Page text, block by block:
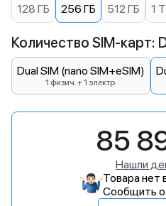
128 ГБ 256 ГБ 512 ГБ 1
Количество SIM-карт:
Dual SIM (nano SIM+eSIM)
1 физич. + 1 электр.
85
Нашли
Товара нет
Сообщить о